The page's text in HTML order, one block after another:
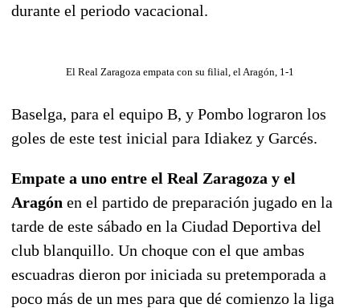
durante el periodo vacacional.
El Real Zaragoza empata con su filial, el Aragón, 1-1
Baselga, para el equipo B, y Pombo lograron los
goles de este test inicial para Idiakez y Garcés.
Empate a uno entre el Real Zaragoza y el
Aragón en el partido de preparación jugado en la
tarde de este sábado en la Ciudad Deportiva del
club blanquillo. Un choque con el que ambas
escuadras dieron por iniciada su pretemporada a
poco más de un mes para que dé comienzo la liga